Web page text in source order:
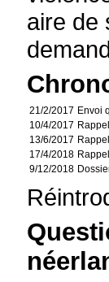
aire de
21/2/2017 Envoi
10/4/2017 Rappel
13/6/2017 Rappel
17/4/2018 Rappel
9/12/2018